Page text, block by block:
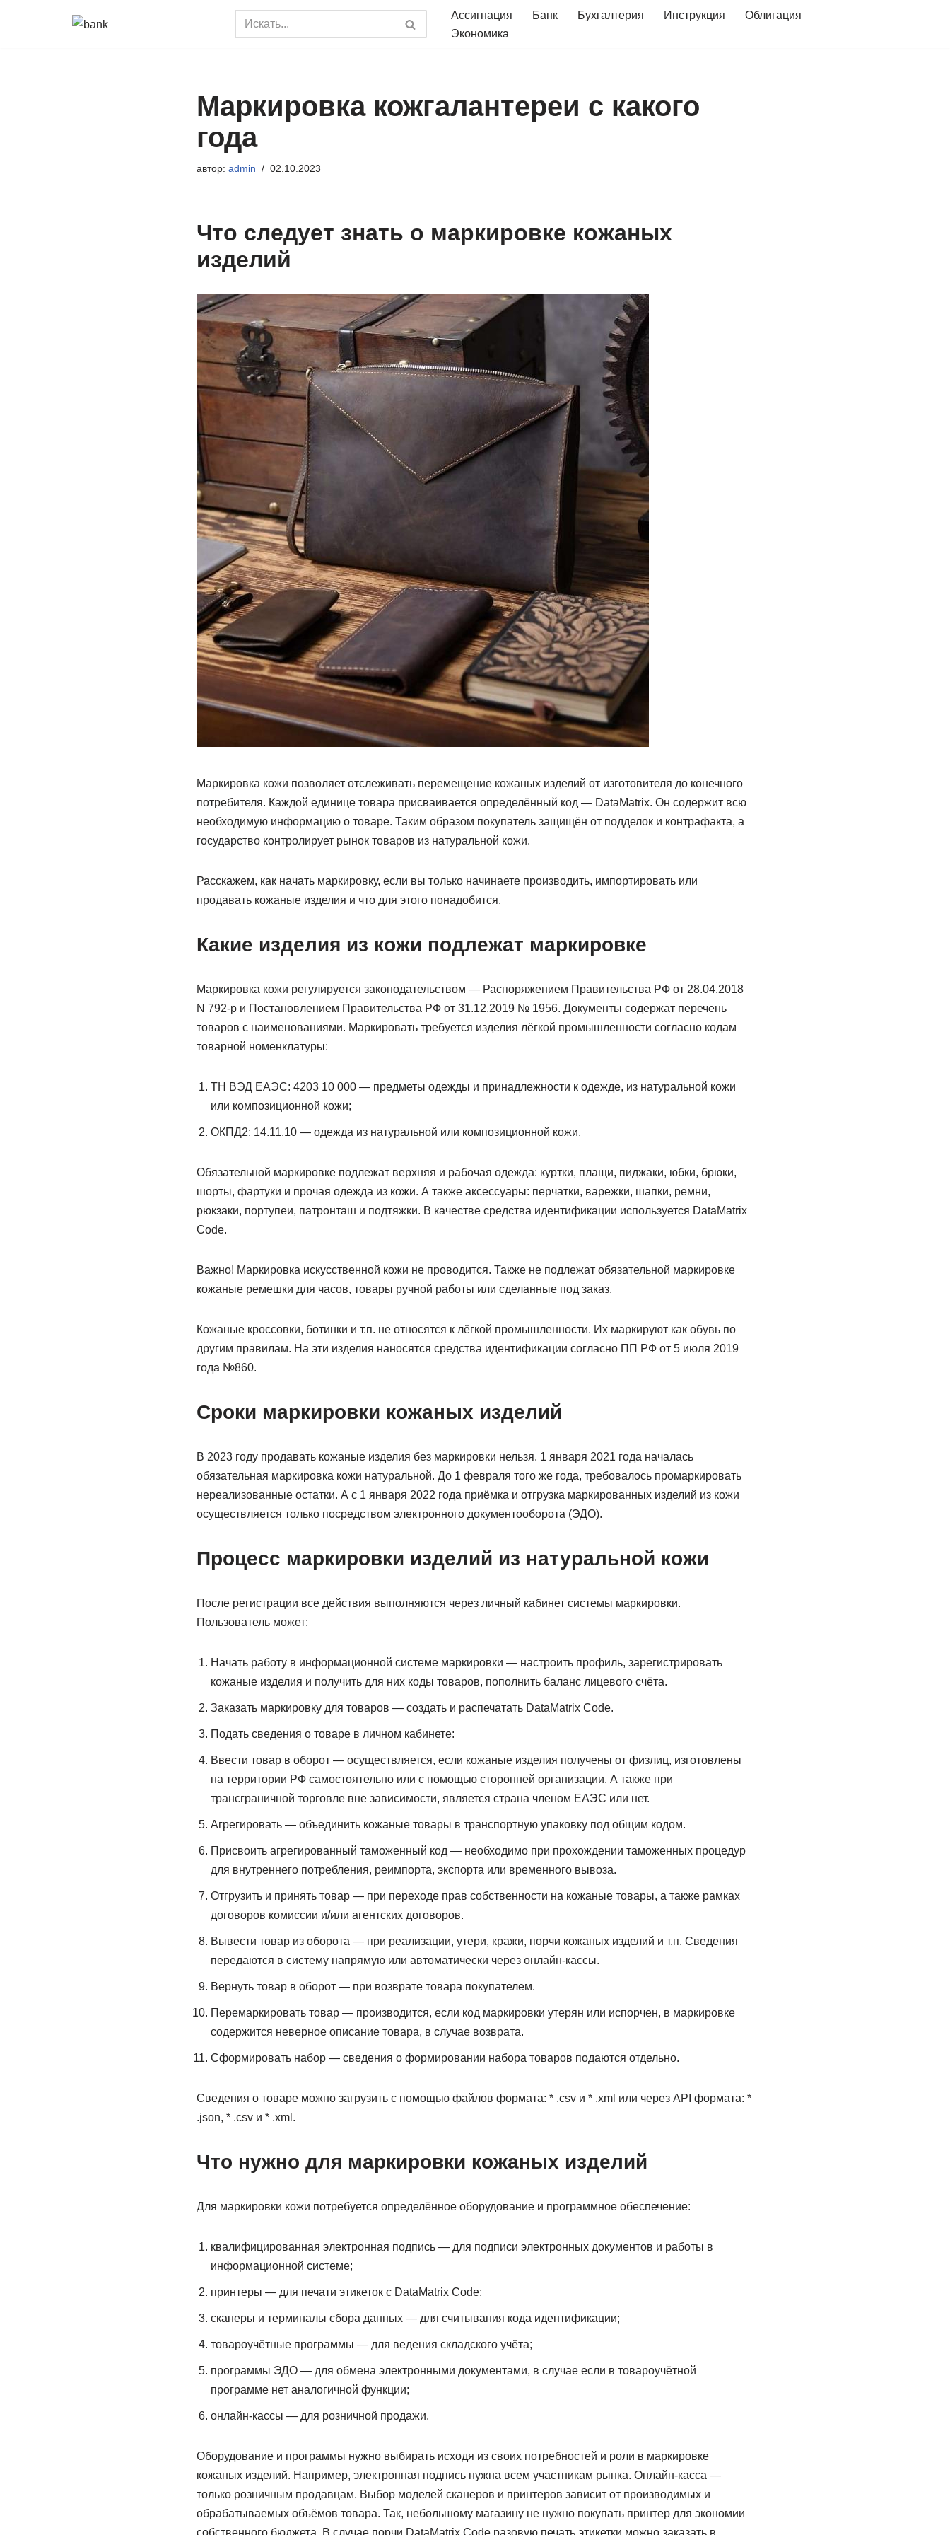
Ассигнация Банк Бухгалтерия Инструкция
Облигация
Экономика
Маркировка кожгалантереи с какого
года
автор: admin 02.10.2023
Что следует знать о маркировке кожаных
изделий
Маркировка кожи позволяет отслеживать перемещение кожаных изделий от изготовителя до конечного
потребителя. Каждой единице товара присваивается определённый код — DataMatrix. Он содержит всю
необходимую информацию о товаре. Таким образом покупатель защищён от подделок и контрафакта, а
государство контролирует рынок товаров из натуральной кожи.
Расскажем, как начать маркировку, если вы только начинаете производить, импортировать или
продавать кожаные изделия и что для этого понадобится.
Какие изделия из кожи подлежат маркировке
Маркировка кожи регулируется законодательством — Распоряжением Правительства РФ от 28.04.2018
N 792-р и Постановлением Правительства РФ от 31.12.2019 № 1956. Документы содержат перечень
товаров с наименованиями. Маркировать требуется изделия лёгкой промышленности согласно кодам
товарной номенклатуры:
ТН ВЭД ЕАЭС: 4203 10 000 — предметы одежды и принадлежности к одежде, из натуральной кожи
или композиционной кожи;
ОКПД2: 14.11.10 — одежда из натуральной или композиционной кожи.
Обязательной маркировке подлежат верхняя и рабочая одежда: куртки, плащи, пиджаки, юбки, брюки,
шорты, фартуки и прочая одежда из кожи. А также аксессуары: перчатки, варежки, шапки, ремни,
рюкзаки, портупеи, патронташ и подтяжки. В качестве средства идентификации используется DataMatrix
Code.
Важно! Маркировка искусственной кожи не проводится. Также не подлежат обязательной маркировке
кожаные ремешки для часов, товары ручной работы или сделанные под заказ.
Кожаные кроссовки, ботинки и т.п. не относятся к лёгкой промышленности. Их маркируют как обувь по
другим правилам. На эти изделия наносятся средства идентификации согласно ПП РФ от 5 июля 2019
года №860.
Сроки маркировки кожаных изделий
В 2023 году продавать кожаные изделия без маркировки нельзя. 1 января 2021 года началась
обязательная маркировка кожи натуральной. До 1 февраля того же года, требовалось промаркировать
нереализованные остатки. А с 1 января 2022 года приёмка и отгрузка маркированных изделий из кожи
осуществляется только посредством электронного документооборота (ЭДО).
Процесс маркировки изделий из натуральной кожи
После регистрации все действия выполняются через личный кабинет системы маркировки.
Пользователь может:
Начать работу в информационной системе маркировки — настроить профиль, зарегистрировать
кожаные изделия и получить для них коды товаров, пополнить баланс лицевого счёта.
Заказать маркировку для товаров — создать и распечатать DataMatrix Code.
Подать сведения о товаре в личном кабинете:
Ввести товар в оборот — осуществляется, если кожаные изделия получены от физлиц, изготовлены
на территории РФ самостоятельно или с помощью сторонней организации. А также при
трансграничной торговле вне зависимости, является страна членом ЕАЭС или нет.
Агрегировать — объединить кожаные товары в транспортную упаковку под общим кодом.
Присвоить агрегированный таможенный код — необходимо при прохождении таможенных процедур
для внутреннего потребления, реимпорта, экспорта или временного вывоза.
Отгрузить и принять товар — при переходе прав собственности на кожаные товары, а также рамках
договоров комиссии и/или агентских договоров.
Вывести товар из оборота — при реализации, утери, кражи, порчи кожаных изделий и т.п. Сведения
передаются в систему напрямую или автоматически через онлайн-кассы.
Вернуть товар в оборот — при возврате товара покупателем.
Перемаркировать товар — производится, если код маркировки утерян или испорчен, в маркировке
содержится неверное описание товара, в случае возврата.
Сформировать набор — сведения о формировании набора товаров подаются отдельно.
Сведения о товаре можно загрузить с помощью файлов формата: * .csv и * .xml или через API формата: *
.json, * .csv и * .xml.
Что нужно для маркировки кожаных изделий
Для маркировки кожи потребуется определённое оборудование и программное обеспечение:
квалифицированная электронная подпись — для подписи электронных документов и работы в
информационной системе;
принтеры — для печати этикеток с DataMatrix Code;
сканеры и терминалы сбора данных — для считывания кода идентификации;
товароучётные программы — для ведения складского учёта;
программы ЭДО — для обмена электронными документами, в случае если в товароучётной
программе нет аналогичной функции;
онлайн-кассы — для розничной продажи.
Оборудование и программы нужно выбирать исходя из своих потребностей и роли в маркировке
кожаных изделий. Например, электронная подпись нужна всем участникам рынка. Онлайн-касса —
только розничным продавцам. Выбор моделей сканеров и принтеров зависит от производимых и
обрабатываемых объёмов товара. Так, небольшому магазину не нужно покупать принтер для экономии
собственного бюджета. В случае порчи DataMatrix Code разовую печать этикетки можно заказать в